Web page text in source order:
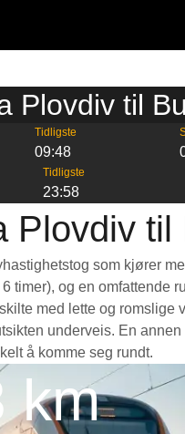
Plovdiv til
Tidligste
09:48
Tidligste
23:58
Plovdiv til
som kjører
og en omfattende
med lette og
underveis. En
å komme seg rundt.
km